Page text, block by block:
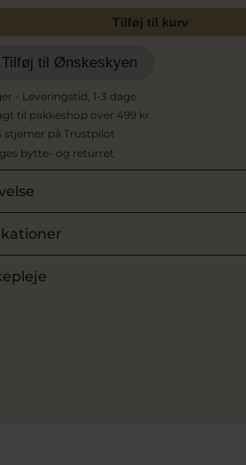
Tilføj til kurv
Tilføj til Ønskeskyen
- Leveringstid, 1-3 dage
til pakkeshop over 499 kr.
stjerner på Trustpilot
bytte- og returret